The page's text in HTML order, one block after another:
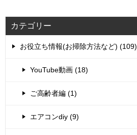
カテゴリー
お役立ち情報(お掃除方法など) (109)
YouTube動画 (18)
ご高齢者編 (1)
エアコンdiy (9)